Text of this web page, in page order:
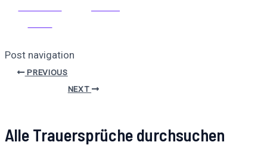
Post navigation
PREVIOUS
NEXT
Alle Trauersprüche durchsuchen